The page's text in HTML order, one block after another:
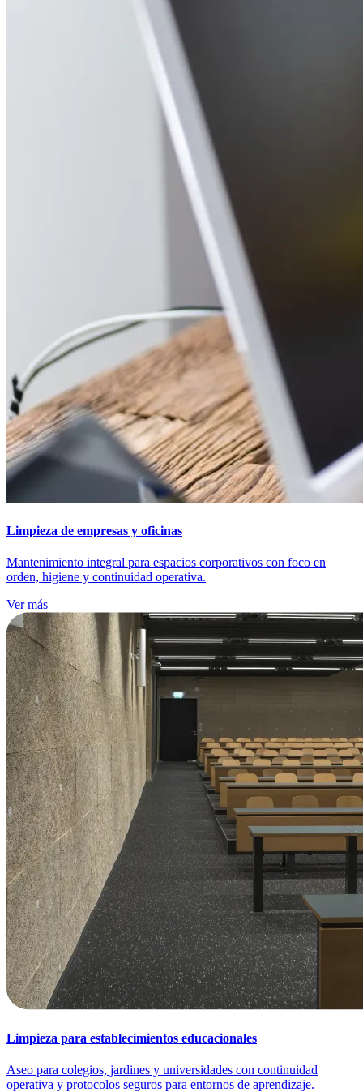
Limpieza de empresas y oficinas
Mantenimiento integral para espacios corporativos con foco en
orden, higiene y continuidad operativa.
Ver más
Limpieza para establecimientos educacionales
Aseo para colegios, jardines y universidades con continuidad
operativa y protocolos seguros para entornos de aprendizaje.